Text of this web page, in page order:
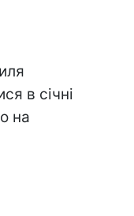
в січні
на